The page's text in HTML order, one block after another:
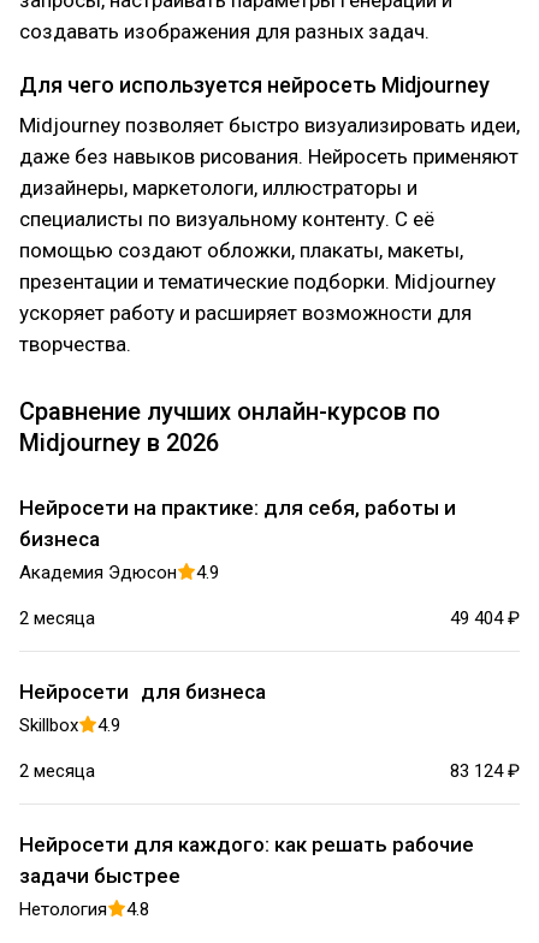
создавать изображения для разных задач.
Для чего используется нейросеть Midjourney
Midjourney позволяет быстро визуализировать идеи,
даже без навыков рисования. Нейросеть применяют
дизайнеры, маркетологи, иллюстраторы и
специалисты по визуальному контенту. С её
помощью создают обложки, плакаты, макеты,
презентации и тематические подборки. Midjourney
ускоряет работу и расширяет возможности для
творчества.
Сравнение лучших онлайн-курсов по
Midjourney в 2026
Нейросети на практике: для себя, работы и
бизнеса
Академия Эдюсон 4.9
2 месяца 49 404 ₽
Нейросети для бизнеса
Skillbox 4.9
2 месяца 83 124 ₽
Нейросети для каждого: как решать рабочие
задачи быстрее
Нетология 4.8